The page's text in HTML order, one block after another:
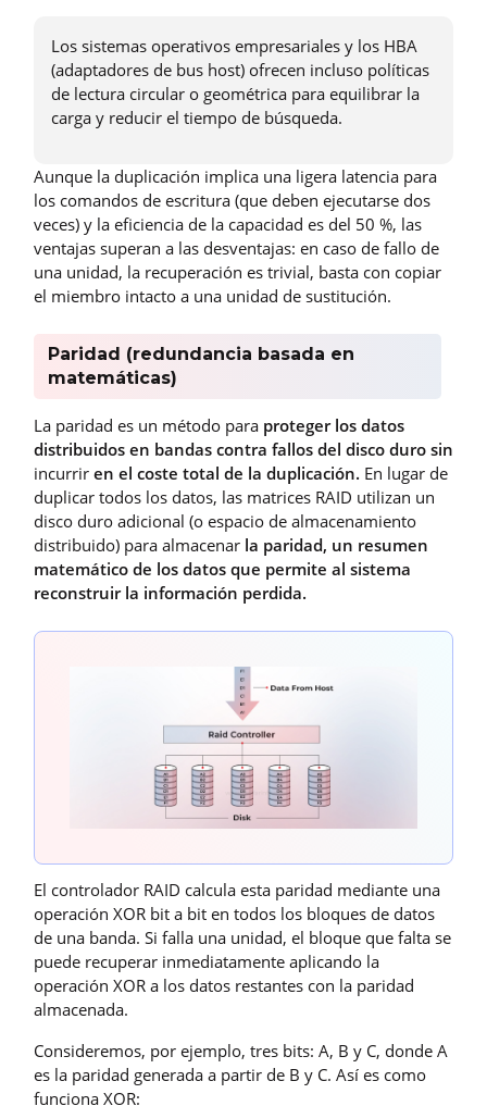
Los sistemas operativos empresariales y los HBA
(adaptadores de bus host) ofrecen incluso políticas
de lectura circular o geométrica para equilibrar la
carga y reducir el tiempo de búsqueda.
Aunque la duplicación implica una ligera latencia para
los comandos de escritura (que deben ejecutarse dos
veces) y la eficiencia de la capacidad es del 50 %, las
ventajas superan a las desventajas: en caso de fallo de
una unidad, la recuperación es trivial, basta con copiar
el miembro intacto a una unidad de sustitución.
Paridad (redundancia basada en
matemáticas)
La paridad es un método para proteger los datos
distribuidos en bandas contra fallos del disco duro sin
incurrir en el coste total de la duplicación. En lugar de
duplicar todos los datos, las matrices RAID utilizan un
disco duro adicional (o espacio de almacenamiento
distribuido) para almacenar la paridad, un resumen
matemático de los datos que permite al sistema
reconstruir la información perdida.
El controlador RAID calcula esta paridad mediante una
operación XOR bit a bit en todos los bloques de datos
de una banda. Si falla una unidad, el bloque que falta se
puede recuperar inmediatamente aplicando la
operación XOR a los datos restantes con la paridad
almacenada.
Consideremos, por ejemplo, tres bits: A, B y C, donde A
es la paridad generada a partir de B y C. Así es como
funciona XOR: